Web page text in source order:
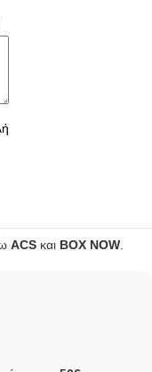
ACS και BOX NOW